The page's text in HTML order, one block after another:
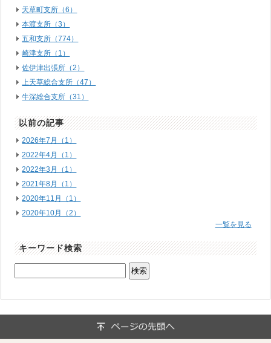
天草町支所（6）
本渡支所（3）
五和支所（774）
崎津支所（1）
佐伊津出張所（2）
上天草総合支所（47）
牛深総合支所（31）
以前の記事
2026年7月（1）
2022年4月（1）
2022年3月（1）
2021年8月（1）
2020年11月（1）
2020年10月（2）
一覧を見る
キーワード検索